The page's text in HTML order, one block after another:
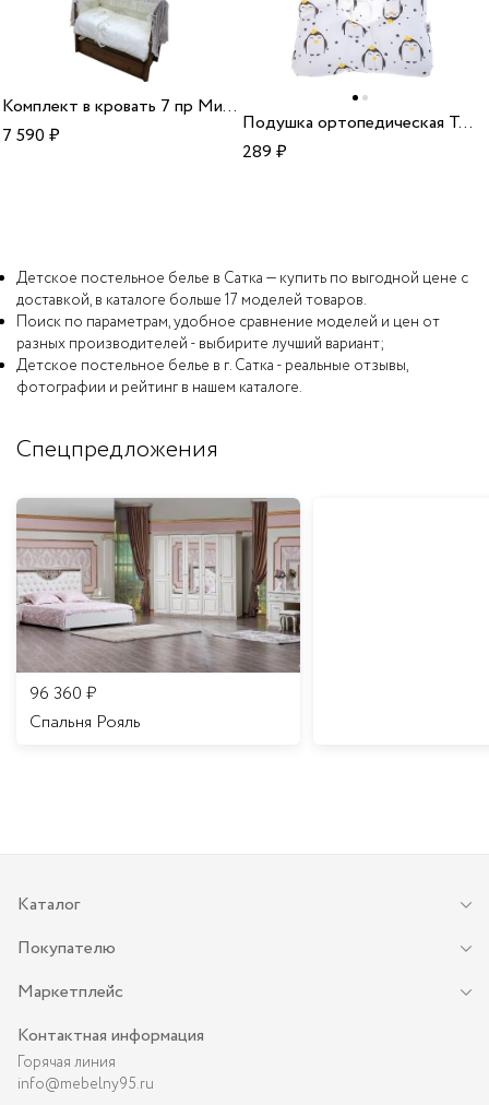
Комплект в кровать 7 пр Мир Чудес 721 100% хл
7 590₽
Подушка ортопедическая Тутси для новорожденных Королевский пингвин
289₽
Детское постельное белье в Сатка — купить по выгодной цене с
доставкой, в каталоге больше 17 моделей товаров.
Поиск по параметрам, удобное сравнение моделей и цен от
разных производителей - выбирите лучший вариант;
Детское постельное белье в г. Сатка - реальные отзывы,
фотографии и рейтинг в нашем каталоге.
Спецпредложения
96 360 ₽
Спальня Рояль
Каталог
Покупателю
Маркетплейс
Контактная информация
Горячая линия
info@mebelny95.ru